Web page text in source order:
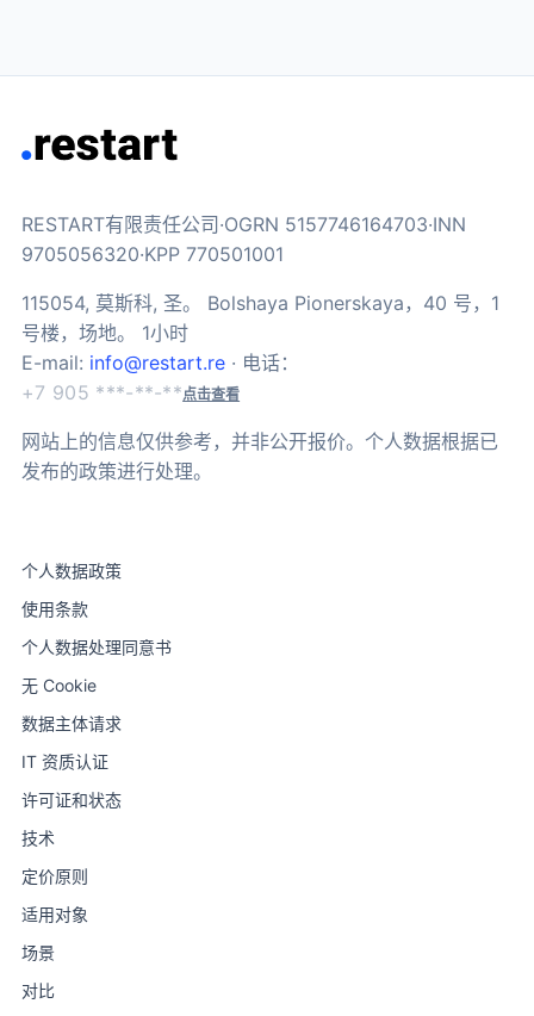
RESTART有限责任公司·OGRN 5157746164703·INN
9705056320·KPP 770501001
115054, 莫斯科, 圣。 Bolshaya Pionerskaya，40 号，1
号楼，场地。 1小时
E-mail: info@restart.re · 电话：
+7 905 ***-**-**点击查看
网站上的信息仅供参考，并非公开报价。个人数据根据已
发布的政策进行处理。
个人数据政策
使用条款
个人数据处理同意书
无 Cookie
数据主体请求
IT 资质认证
许可证和状态
技术
定价原则
适用对象
场景
对比